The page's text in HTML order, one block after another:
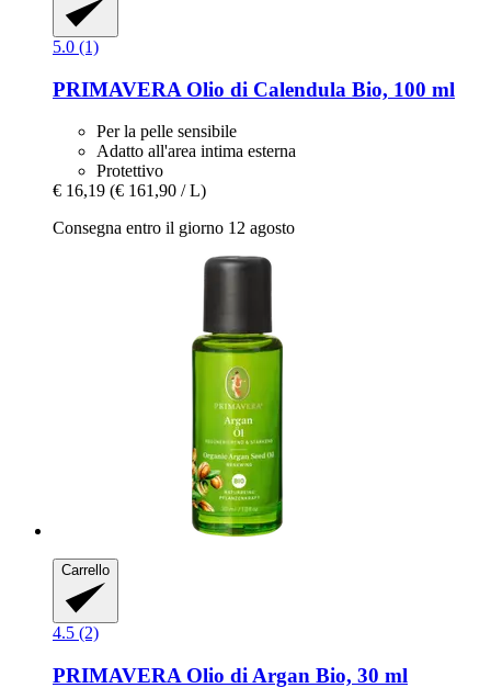
5.0 (1)
PRIMAVERA Olio di Calendula Bio, 100 ml
Per la pelle sensibile
Adatto all'area intima esterna
Protettivo
€ 16,19 (€ 161,90 / L)
Consegna entro il giorno 12 agosto
Carrello
4.5 (2)
PRIMAVERA Olio di Argan Bio, 30 ml